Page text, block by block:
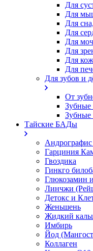
Для
Для
Для
Для
Для
Для
Для
Для
Для зубов и
От
Зубные
Тайские БАДы
Гарциния
Гвоздика
Гинкго
Глюкозамин
Линчжи
Детокс и
Женьшень
Жидкий
Имбирь
Йод
Коллаген